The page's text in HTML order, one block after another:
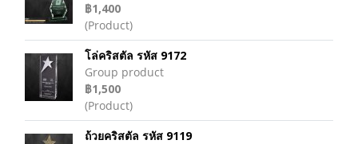
฿1,400
(Product)
โล่คริสตัล รหัส 9172
Group product
฿1,500
(Product)
ถ้วยคริสตัล รหัส 9119